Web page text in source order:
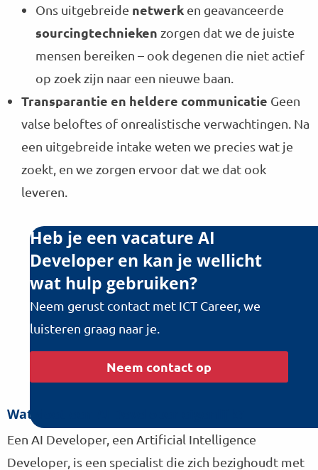
Ons uitgebreide netwerk en geavanceerde
sourcingtechnieken zorgen dat we de juiste
mensen bereiken – ook degenen die niet actief
op zoek zijn naar een nieuwe baan.
Transparantie en heldere communicatie Geen
valse beloftes of onrealistische verwachtingen. Na
een uitgebreide intake weten we precies wat je
zoekt, en we zorgen ervoor dat we dat ook
leveren.
Heb je een vacature AI
Developer en kan je wellicht
wat hulp gebruiken?
Neem gerust contact met ICT Career, we
luisteren graag naar je.
Neem contact op
Wat doet een AI Developer eigenlijk?
Een AI Developer, een Artificial Intelligence
Developer, is een specialist die zich bezighoudt met